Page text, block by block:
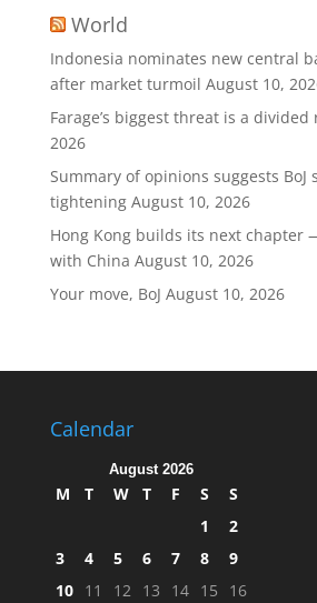
World
Indonesia nominates new central
after market turmoil August 10,
Farage’s biggest threat is a divided
2026
Summary of opinions suggests BoJ
tightening August 10, 2026
Hong Kong builds its next chapter
with China August 10, 2026
Your move, BoJ August 10, 2026
Calendar
August 2026
M T W T F S
S
1
2
3
4 5 6 7 8
9
10 11 12 13 14 15
16